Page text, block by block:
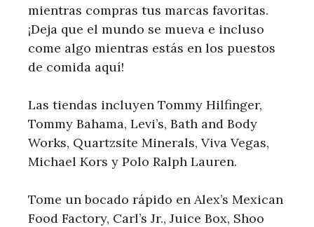
mientras compras tus marcas favoritas.
¡Deja que el mundo se mueva e incluso
come algo mientras estás en los puestos
de comida aquí!
Las tiendas incluyen Tommy Hilfinger,
Tommy Bahama, Levi’s, Bath and Body
Works, Quartzsite Minerals, Viva Vegas,
Michael Kors y Polo Ralph Lauren.
Tome un bocado rápido en Alex’s Mexican
Food Factory, Carl’s Jr., Juice Box, Shoo